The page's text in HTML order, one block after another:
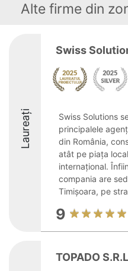
Alte firme din
Laureați
Swiss
Swiss Solutions
principalele
din România,
atât pe piața
internațional.
compania are
Timișoara, pe
9
TOPADO